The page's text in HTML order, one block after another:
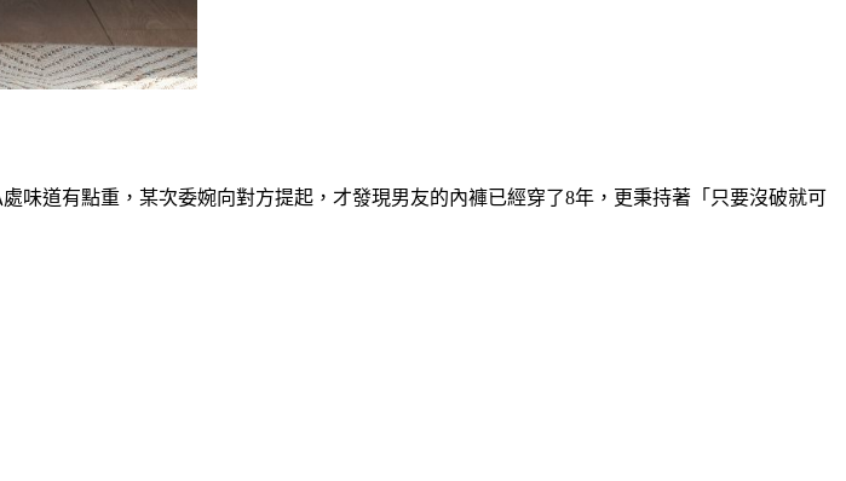
道有點重，某次委婉向對方提起，才發現男友的內褲已經穿了8年，更秉持著「只要沒破就可